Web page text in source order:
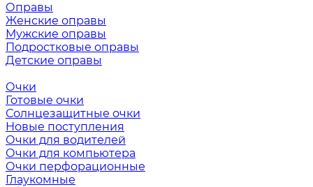
Оправы
Женские оправы
Мужские оправы
Подростковые оправы
Детские оправы
Очки
Готовые очки
Солнцезащитные очки
Новые поступления
Очки для водителей
Очки для компьютера
Очки перфорационные
Глаукомные